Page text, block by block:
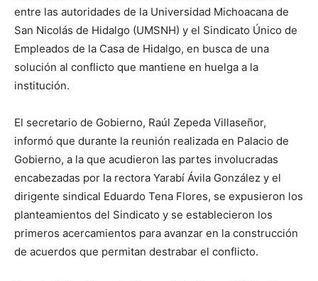
entre las autoridades de la Universidad Michoacana de
San Nicolás de Hidalgo (UMSNH) y el Sindicato Único de
Empleados de la Casa de Hidalgo, en busca de una
solución al conflicto que mantiene en huelga a la
institución.
El secretario de Gobierno, Raúl Zepeda Villaseñor,
informó que durante la reunión realizada en Palacio de
Gobierno, a la que acudieron las partes involucradas
encabezadas por la rectora Yarabí Ávila González y el
dirigente sindical Eduardo Tena Flores, se expusieron los
planteamientos del Sindicato y se establecieron los
primeros acercamientos para avanzar en la construcción
de acuerdos que permitan destrabar el conflicto.